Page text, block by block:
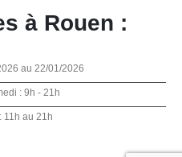
à Rouen :
au 22/01/2026
: 9h - 21h
11h au 21h